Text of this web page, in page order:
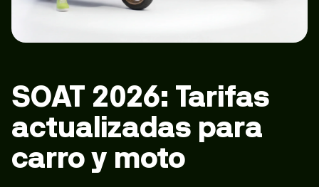
SOAT 2026: Tarifas
actualizadas para
carro y moto